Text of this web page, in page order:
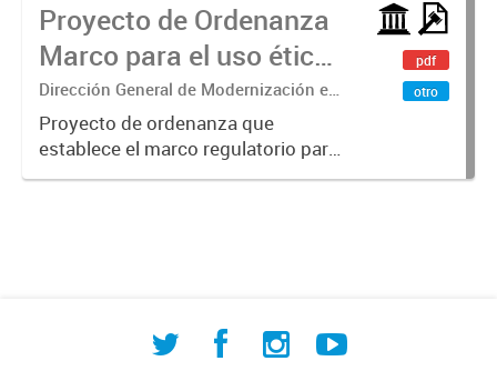
Proyecto de Ordenanza
Marco para el uso ético
de la IA
Dirección General de Modernización e
Investigación Territorial
Proyecto de ordenanza que
establece el marco regulatorio para
el uso ético, transparente y
pdf
otro